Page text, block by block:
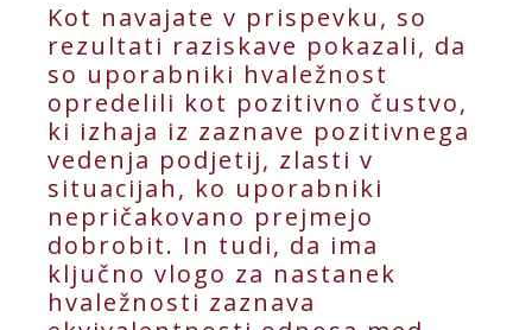
Kot navajate v prispevku, so
rezultati raziskave pokazali, da
so uporabniki hvaležnost
opredelili kot pozitivno čustvo,
ki izhaja iz zaznave pozitivnega
vedenja podjetij, zlasti v
situacijah, ko uporabniki
nepričakovano prejmejo
dobrobit. In tudi, da ima
ključno vlogo za nastanek
hvaležnosti zaznava